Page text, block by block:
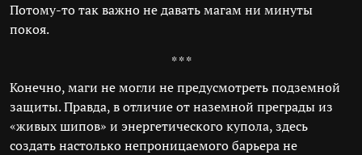
Потому-то так важно не давать магам ни минуты
покоя.
* * *
Конечно, маги не могли не предусмотреть подземной
защиты. Правда, в отличие от наземной преграды из
«живых шипов» и энергетического купола, здесь
создать настолько непроницаемого барьера не